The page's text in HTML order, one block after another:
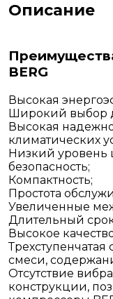
Описание
BERG
Высокая
Широкий выбор
Высокая
климатических
Низкий уровень
безопасность;
Компактность;
Простота
Увеличенные
Длительный
Высокое
смеси,
Отсутствие
конструкции,